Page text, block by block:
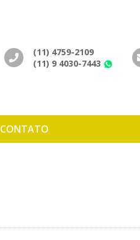
(11) 4759-2109
(11) 9 4030-7443
CONTATO